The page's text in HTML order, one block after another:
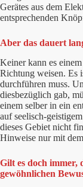
Gerätes aus dem
entsprechenden
Aber das dauert
Keiner kann es
Richtung weisen. Es
durchführen muss.
diesbezüglich gab,
einem selber in ein
auf seelisch-
dieses Gebiet nicht
Hinweise nur mit
Gilt es doch immer,
gewöhnlichen